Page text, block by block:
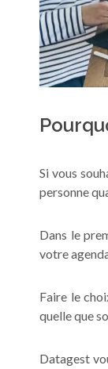
Si vous
personne
Dans le
votre
Faire le
quelle que
Datagest